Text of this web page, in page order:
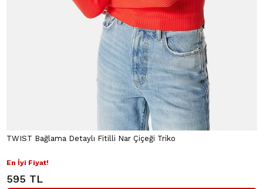
TWIST Bağlama Detaylı Fitilli Nar Çiçeği Triko
En İyi Fiyat!
595 TL